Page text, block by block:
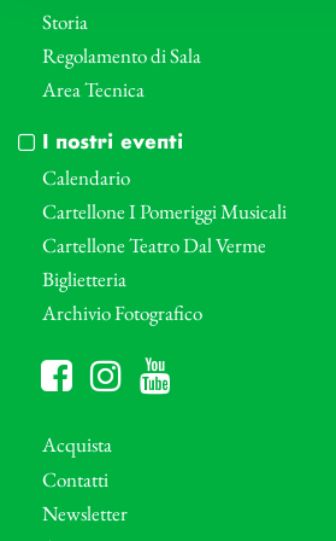
Storia
Regolamento di Sala
Area Tecnica
I nostri eventi
Calendario
Cartellone I Pomeriggi Musicali
Cartellone Teatro Dal Verme
Biglietteria
Archivio Fotografico
Acquista
Contatti
Newsletter